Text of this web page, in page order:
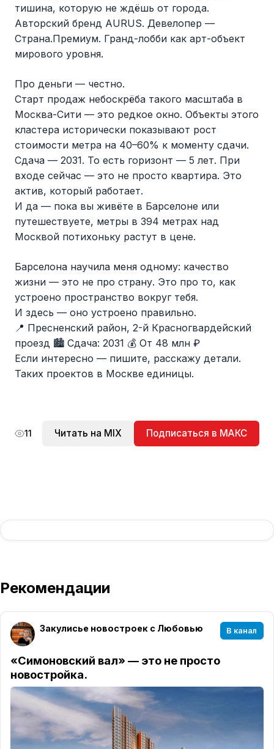
тишина, которую не ждёшь от города.
Авторский бренд AURUS. Девелопер —
Страна.Премиум. Гранд-лобби как арт-объект
мирового уровня.
Про деньги — честно.
Старт продаж небоскрёба такого масштаба в
Москва-Сити — это редкое окно. Объекты этого
кластера исторически показывают рост
стоимости метра на 40–60% к моменту сдачи.
Сдача — 2031. То есть горизонт — 5 лет. При
входе сейчас — это не просто квартира. Это
актив, который работает.
И да — пока вы живёте в Барселоне или
путешествуете, метры в 394 метрах над
Москвой потихоньку растут в цене.
Барселона научила меня одному: качество
жизни — это не про страну. Это про то, как
устроено пространство вокруг тебя.
И здесь — оно устроено правильно.
📍 Пресненский район, 2-й Красногвардейский
проезд 🏙 Сдача: 2031 💰 От 48 млн ₽
Если интересно — пишите, расскажу детали.
Таких проектов в Москве единицы.
11 Читать на MIX Подписаться в МАКС
Рекомендации
Закулисье новостроек с Любовью В канал
«Симоновский вал» — это не просто
новостройка.